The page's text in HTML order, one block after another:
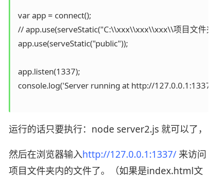
var app = connect();
// app.use(serveStatic("C:\\xxx\\xxx\\xxx\\项目文件夹
app.use(serveStatic("public"));
app.listen(1337);
console.log('Server running at http://127.0.0.1:1337/
运行的话只要执行：node server2.js 就可以了，
然后在浏览器输入http://127.0.0.1:1337/来访问
项目文件夹内的文件了。（如果是index.html文